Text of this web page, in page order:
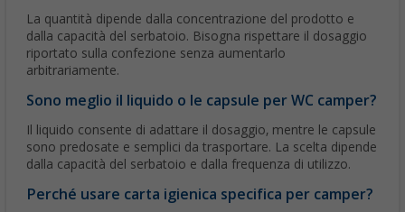
La quantità dipende dalla concentrazione del prodotto e
dalla capacità del serbatoio. Bisogna rispettare il dosaggio
riportato sulla confezione senza aumentarlo
arbitrariamente.
Sono meglio il liquido o le capsule per WC camper?
Il liquido consente di adattare il dosaggio, mentre le capsule
sono predosate e semplici da trasportare. La scelta dipende
dalla capacità del serbatoio e dalla frequenza di utilizzo.
Perché usare carta igienica specifica per camper?